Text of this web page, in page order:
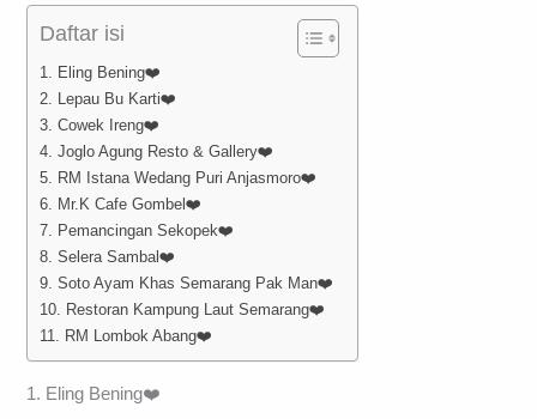
Daftar isi
1. Eling Bening❤️
2. Lepau Bu Karti❤️
3. Cowek Ireng❤️
4. Joglo Agung Resto & Gallery❤️
5. RM Istana Wedang Puri Anjasmoro❤️
6. Mr.K Cafe Gombel❤️
7. Pemancingan Sekopek❤️
8. Selera Sambal❤️
9. Soto Ayam Khas Semarang Pak Man❤️
10. Restoran Kampung Laut Semarang❤️
11. RM Lombok Abang❤️
1. Eling Bening❤️